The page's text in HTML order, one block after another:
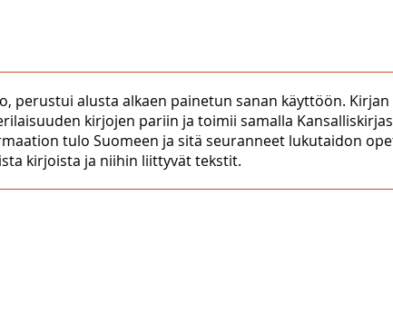
alusta alkaen painetun sanan käyttöön.
kirjojen pariin ja toimii samalla
tulo Suomeen ja sitä seuranneet lukutaidon
kirjoista ja niihin liittyvät tekstit.